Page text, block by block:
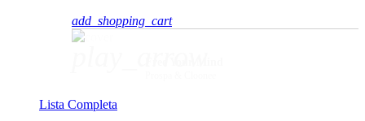
add_shopping_cart
Lista Completa